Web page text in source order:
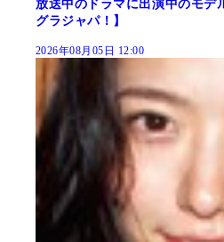
放送中のドラマに出演中のモデ
グラジャパ！】
2026年08月05日 12:00